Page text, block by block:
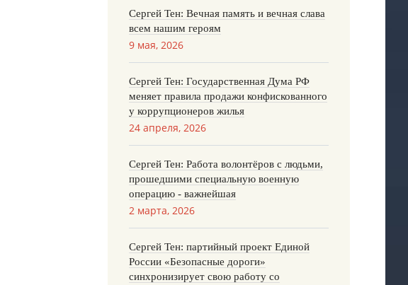
Сергей Тен: Вечная память и вечная слава
всем нашим героям
9 мая, 2026
Сергей Тен: Государственная Дума РФ
меняет правила продажи конфискованного
у коррупционеров жилья
24 апреля, 2026
Сергей Тен: Работа волонтёров с людьми,
прошедшими специальную военную
операцию - важнейшая
2 марта, 2026
Сергей Тен: партийный проект Единой
России «Безопасные дороги»
синхронизирует свою работу со